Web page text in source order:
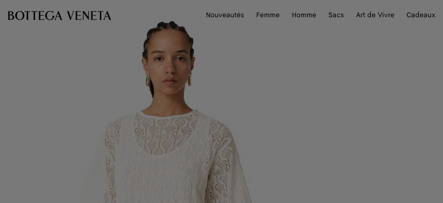
Nouveautés
Femme Homme Sacs Art de Vivre Cadeaux